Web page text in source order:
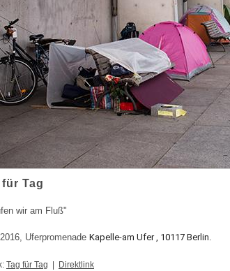
für Tag
wir am Fluß"
Uferpromenade Kapelle-am Ufer , 10117 Berlin.
Tag für Tag Direktlink